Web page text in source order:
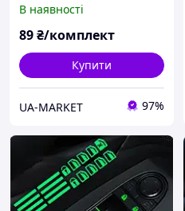
В наявності
89₴/комплект
Купити
UA-MARKET 97%